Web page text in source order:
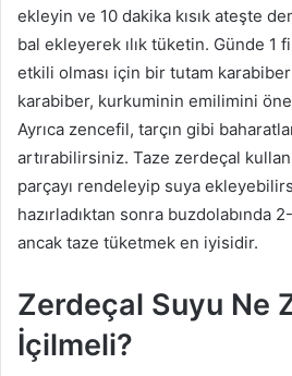
ekleyin ve 10 dakika kısık ateşte
bal ekleyerek ılık tüketin. Günde 1
etkili olması için bir tutam
karabiber, kurkuminin emilimini
Ayrıca zencefil, tarçın gibi
artırabilirsiniz. Taze zerdeçal
parçayı rendeleyip suya
hazırladıktan sonra buzdolabında
ancak taze tüketmek en iyisidir.
Zerdeçal Suyu Ne
İçilmeli?